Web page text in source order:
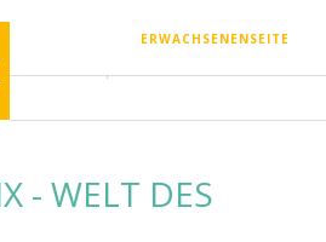
ERWACHSENENSEITE
- WELT DES